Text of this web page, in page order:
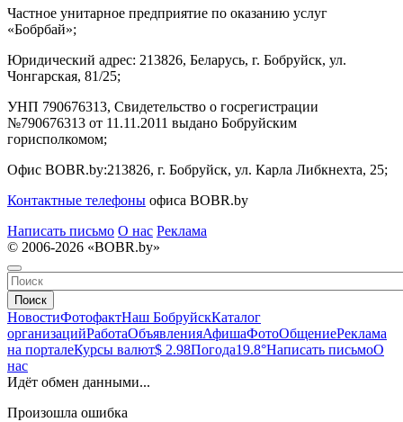
Частное унитарное предприятие по оказанию услуг
«Бобрбай»;
Юридический адрес: 213826, Беларусь, г. Бобруйск, ул.
Чонгарская, 81/25;
УНП 790676313, Свидетельство о госрегистрации
№790676313 от 11.11.2011 выдано Бобруйским
горисполкомом;
Офис BOBR.by:213826, г. Бобруйск, ул. Карла Либкнехта, 25;
Контактные телефоны офиса BOBR.by
Написать письмо О нас Реклама
© 2006-2026 «BOBR.by»
Поиск
НовостиФотофактНаш БобруйскКаталог
организацийРаботаОбъявленияАфишаФотоОбщениеРеклама
на порталеКурсы валют$ 2.98Погода19.8°Написать письмоО
нас
Идёт обмен данными...
Произошла ошибка